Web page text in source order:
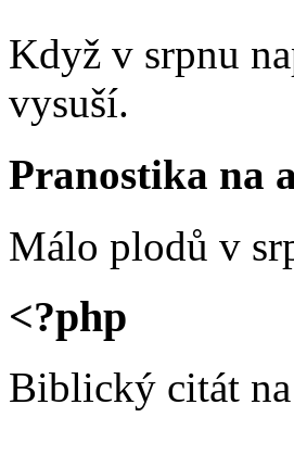
Když v srpnu
vysuší.
Pranostika na
Málo plodů v
<?php
Biblický citát na